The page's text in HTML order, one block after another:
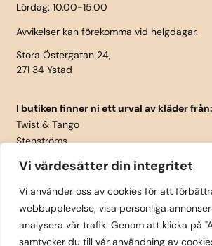
Vi värdesätter din integritet
Vi använder oss av cookies för att
webbupplevelse, visa personliga
analysera vår trafik. Genom att klicka på
samtycker du till vår användning av
Lördag: 10.00-15.00
Avvikelser kan förekomma vid helgdagar.
Stora Östergatan 24,
271 34 Ystad
I butiken finner ni ett urval av kläder från:
Twist & Tango
Stenströms
Isay
LauRie
Rosemunde
Skärp från Vanzetti